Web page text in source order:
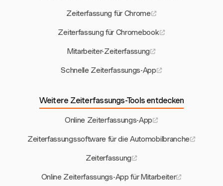
Zeiterfassung für Chrome
Zeiterfassung für Chromebook
Mitarbeiter-Zeiterfassung
Schnelle Zeiterfassungs-App
Weitere Zeiterfassungs-Tools entdecken
Online Zeiterfassungs-App
Zeiterfassungssoftware für die Automobilbranche
Zeiterfassung
Online Zeiterfassungs-App für Mitarbeiter